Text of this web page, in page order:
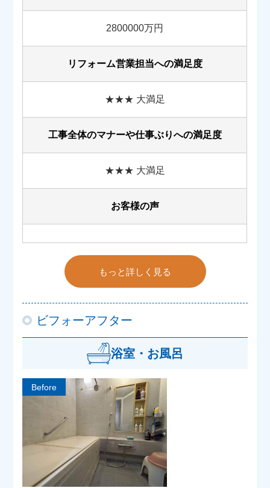
2800000万円
リフォーム営業担当への満足度
★★★ 大満足
工事全体のマナーや仕事ぶりへの満足度
★★★ 大満足
お客様の声
もっと詳しく見る
ビフォーアフター
浴室・お風呂
Before